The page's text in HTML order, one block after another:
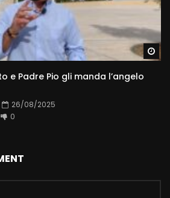
e Padre Pio gli manda l’angelo
26/08/2025
0